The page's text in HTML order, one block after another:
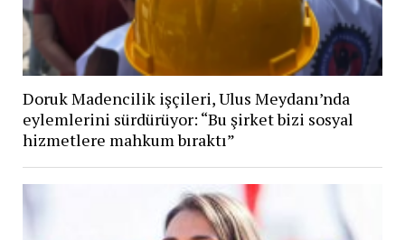
Doruk Madencilik işçileri, Ulus Meydanı’nda
eylemlerini sürdürüyor: “Bu şirket bizi sosyal
hizmetlere mahkum bıraktı”